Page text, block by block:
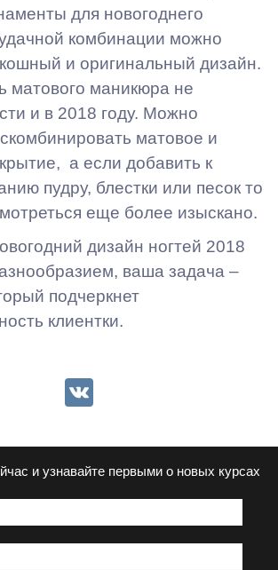
для новогоднего
комбинации можно
и оригинальный дизайн.
матового маникюра не
и в 2018 году. Можно
матовое и
а если добавить к
пудру, блестки или песок то
еще более изыскано.
дизайн ногтей 2018
ваша задача –
подчеркнет
клиентки.
и узнавайте первыми о новых курсах